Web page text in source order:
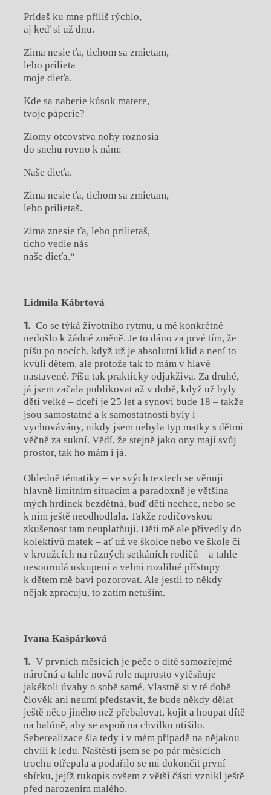
Prídeš ku mne příliš rýchlo,
aj keď si už dnu.
Zima nesie ťa, tichom sa zmietam,
lebo prilieta
moje dieťa.
Kde sa naberie kúsok matere,
tvoje páperie?
Zlomy otcovstva nohy roznosia
do snehu rovno k nám:
Naše dieťa.
Zima nesie ťa, tichom sa zmietam,
lebo prilietaš.
Zima znesie ťa, lebo prilietaš,
ticho vedie nás
naše dieťa.“
Lidmila Kábrtová
Co se týká životního rytmu, u mě konkrétně
nedošlo k žádné změně. Je to dáno za prvé tím, že
píšu po nocích, když už je absolutní klid a není to
kvůli dětem, ale protože tak to mám v hlavě
nastavené. Píšu tak prakticky odjakživa. Za druhé,
já jsem začala publikovat až v době, když už byly
děti velké – dceři je 25 let a synovi bude 18 – takže
jsou samostatné a k samostatnosti byly i
vychovávány, nikdy jsem nebyla typ matky s dětmi
věčně za sukní. Vědí, že stejně jako ony mají svůj
prostor, tak ho mám i já.
Ohledně tématiky – ve svých textech se věnuji
hlavně limitním situacím a paradoxně je většina
mých hrdinek bezdětná, buď děti nechce, nebo se
k nim ještě neodhodlala. Takže rodičovskou
zkušenost tam neuplatňuji. Děti mě ale přivedly do
kolektivů matek – ať už ve školce nebo ve škole či
v kroužcích na různých setkáních rodičů – a tahle
nesourodá uskupení a velmi rozdílné přístupy
k dětem mě baví pozorovat. Ale jestli to někdy
nějak zpracuju, to zatím netuším.
Ivana Kašpárková
V prvních měsících je péče o dítě samozřejmě
náročná a tahle nová role naprosto vytěsňuje
jakékoli úvahy o sobě samé. Vlastně si v té době
člověk ani neumí představit, že bude někdy dělat
ještě něco jiného než přebalovat, kojit a houpat dítě
na balóně, aby se aspoň na chvilku utišilo.
Seberealizace šla tedy i v mém případě na nějakou
chvíli k ledu. Naštěstí jsem se po pár měsících
trochu otřepala a podařilo se mi dokončit první
sbírku, jejíž rukopis ovšem z větší části vznikl ještě
před narozením malého.